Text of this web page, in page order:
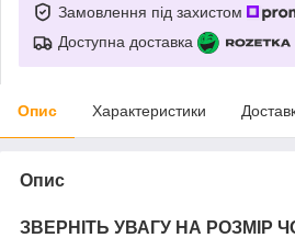
Замовлення під захистом
Доступна доставка
Опис Характеристики
Опис
ЗВЕРНІТЬ УВАГУ НА РОЗМІР